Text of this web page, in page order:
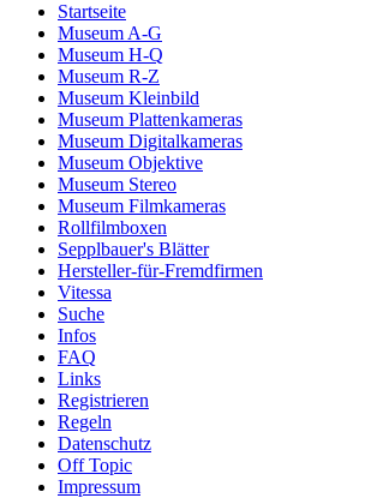
Startseite
Museum A-G
Museum H-Q
Museum R-Z
Museum Kleinbild
Museum Plattenkameras
Museum Digitalkameras
Museum Objektive
Museum Stereo
Museum Filmkameras
Rollfilmboxen
Sepplbauer's Blätter
Hersteller-für-Fremdfirmen
Vitessa
Suche
Infos
FAQ
Links
Registrieren
Regeln
Datenschutz
Off Topic
Impressum